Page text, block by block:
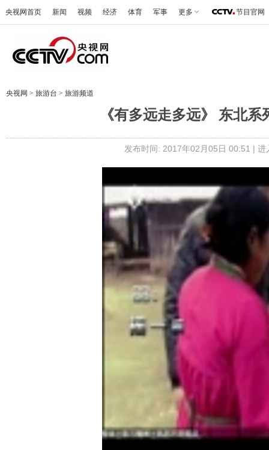
央视网首页 新闻 视频 经济 体育 军事 更多 节目官网
央视网 > 旅游台 > 旅游频道
《有多远走多远》 东北
发布时间: 2017年02月05日 00:51 | 进